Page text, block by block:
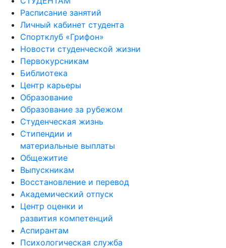
Расписание занятий
Личный кабинет студента
Спортклуб «Грифон»
Новости студенческой жизни
Первокурсникам
Библиотека
Центр карьеры
Образование
Образование за рубежом
Студенческая жизнь
Стипендии и
материальные выплаты
Общежитие
Выпускникам
Восстановление и перевод
Академический отпуск
Центр оценки и
развития компетенций
Аспирантам
Психологическая служба